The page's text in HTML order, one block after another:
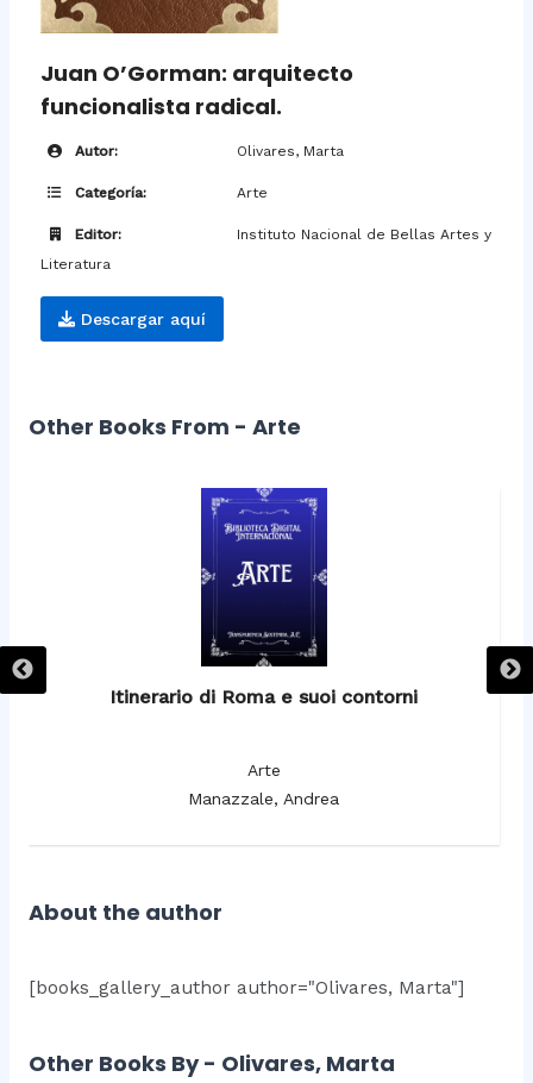
Juan O’Gorman: arquitecto
funcionalista radical.
Autor: Olivares, Marta
Categoría: Arte
Editor:
Instituto Nacional de Bellas Artes y
Literatura
Descargar aquí
Other Books From - Arte
Itinerario di Roma e suoi contorni
Arte
Manazzale, Andrea
About the author
[books_gallery_author author="Olivares, Marta"]
Other Books By - Olivares, Marta